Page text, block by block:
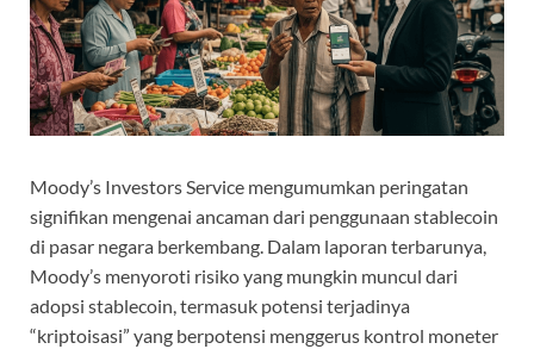
Moody’s Investors Service mengumumkan peringatan
signifikan mengenai ancaman dari penggunaan stablecoin
di pasar negara berkembang. Dalam laporan terbarunya,
Moody’s menyoroti risiko yang mungkin muncul dari
adopsi stablecoin, termasuk potensi terjadinya
“kriptoisasi” yang berpotensi menggerus kontrol moneter